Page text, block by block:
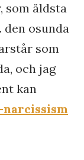
som äldsta
den osunda
som
och jag
kan